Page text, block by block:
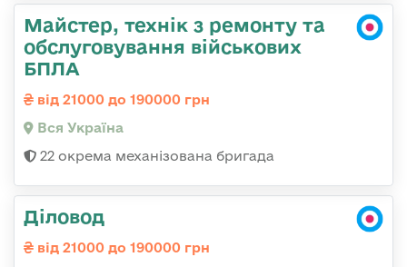
Майстер, технік з ремонту та
обслуговування військових
БПЛА
від 21000 до 190000 грн
Вся Україна
22 окрема механізована бригада
Діловод
від 21000 до 190000 грн